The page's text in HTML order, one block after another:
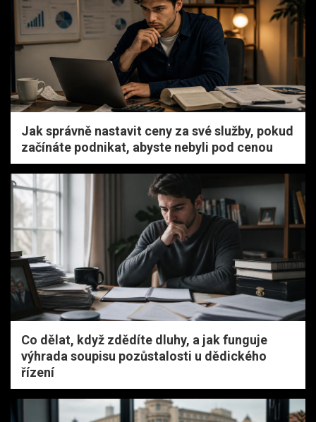
Jak správně nastavit ceny za své služby, pokud
začínáte podnikat, abyste nebyli pod cenou
Co dělat, když zdědíte dluhy, a jak funguje
výhrada soupisu pozůstalosti u dědického
řízení